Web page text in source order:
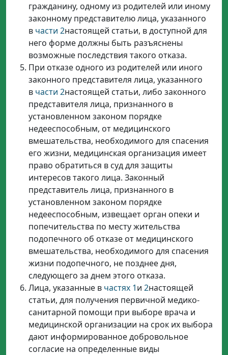
гражданину, одному из родителей или иному
законному представителю лица, указанного
в части 2настоящей статьи, в доступной для
него форме должны быть разъяснены
возможные последствия такого отказа.
При отказе одного из родителей или иного
законного представителя лица, указанного
в части 2настоящей статьи, либо законного
представителя лица, признанного в
установленном законом порядке
недееспособным, от медицинского
вмешательства, необходимого для спасения
его жизни, медицинская организация имеет
право обратиться в суд для защиты
интересов такого лица. Законный
представитель лица, признанного в
установленном законом порядке
недееспособным, извещает орган опеки и
попечительства по месту жительства
подопечного об отказе от медицинского
вмешательства, необходимого для спасения
жизни подопечного, не позднее дня,
следующего за днем этого отказа.
Лица, указанные в частях 1и 2настоящей
статьи, для получения первичной медико-
санитарной помощи при выборе врача и
медицинской организации на срок их выбора
дают информированное добровольное
согласие на определенные виды